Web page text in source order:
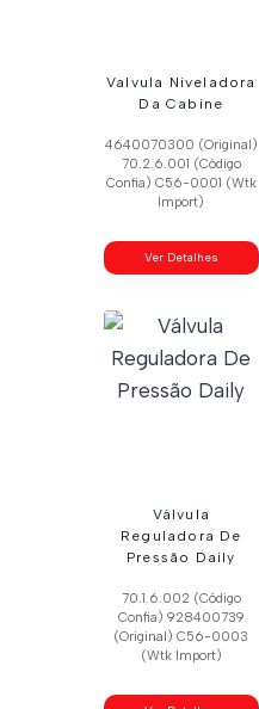
Valvula Niveladora
Da Cabine
4640070300 (Original)
70.2.6.001 (Código
Confia) C56-0001 (Wtk
Import)
Ver Detalhes
Válvula
Reguladora De
Pressão Daily
70.1.6.002 (Código
Confia) 928400739
(Original) C56-0003
(Wtk Import)